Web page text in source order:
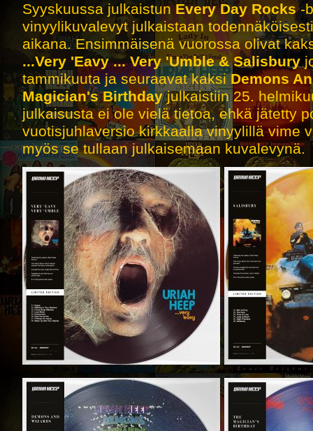
Syyskuussa julkaistunEvery Day Rocks-
vinyylikuvalevyt julkaistaan
aikana. Ensimmäisenä vuorossa olivat
...Very 'Eavy ... Very 'Umble & Salisbury
tammikuuta ja seuraavat kaksiDemons
Magician's Birthdayjulkaistiin 25.
julkaisusta ei ole vielä tietoa, ehkä jätetty
vuotisjuhlaversio kirkkaalla vinyylillä vime
myös se tullaan julkaisemaan kuvalevynä.